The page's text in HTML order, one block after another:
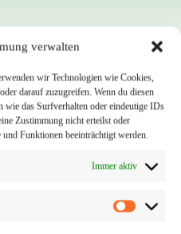
verwalten
wir Technologien wie Cookies,
darauf zuzugreifen. Wenn du diesen
wie das Surfverhalten oder eindeutige IDs
Zustimmung nicht erteilst oder
Funktionen beeinträchtigt werden.
Immer aktiv